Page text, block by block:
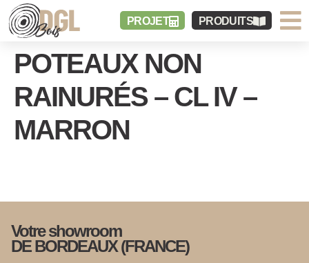
PROJET PRODUITS
POTEAUX NON
RAINURÉS – CL IV –
MARRON
Votre showroom
DE BORDEAUX (FRANCE)